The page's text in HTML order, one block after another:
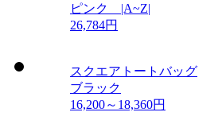
ピンク |A~Z|
26,784円
スクエアトートバッグ
ブラック
16,200～18,360円